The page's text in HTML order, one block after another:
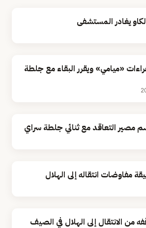
يغادر المستشفى
«ميامي» ويقرر البقاء مع جلطة
مصير التعاقد مع ثنائي جلطة سراي
مفاوضات انتقاله إلى الهلال
من الانتقال إلى الهلال في الصيف